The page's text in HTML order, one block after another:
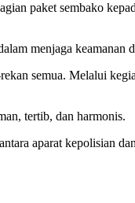
paket sembako
menjaga keamanan
semua. Melalui
tertib, dan harmonis.
aparat kepolisian